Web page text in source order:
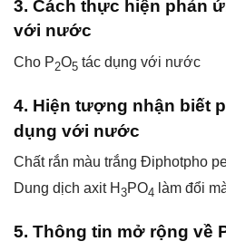
3. Cách thực hiện phản
với nước
Cho P2O5 tác dụng với nước
4. Hiện tượng nhận biết
dụng với nước
Chất rắn màu trắng Điphotpho
Dung dịch axit H 3PO4 làm đổi
5. Thông tin mở rộng về